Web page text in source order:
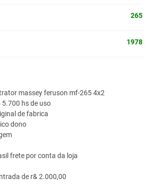
265
1978
massey feruson mf-265 4x2
hs de uso
de fabrica
dono
frete por conta da loja
de r& 2.000,00